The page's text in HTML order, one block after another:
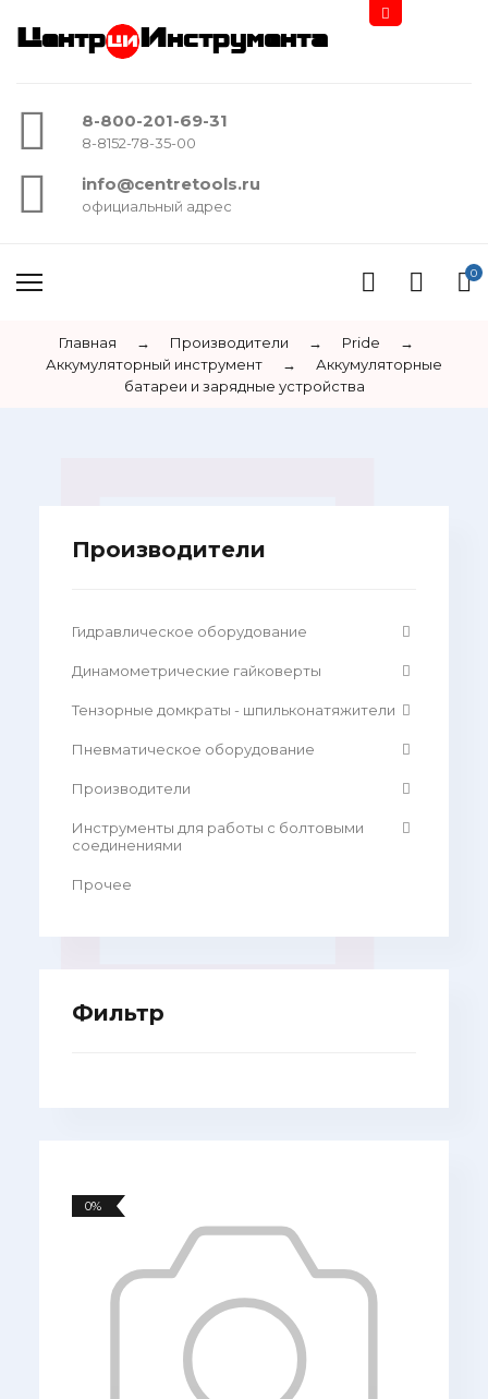
Центр Инструмента
8-800-201-69-31
8-8152-78-35-00
info@centretools.ru
официальный адрес
0
Главная → Производители → Pride
→
Аккумуляторный инструмент
→
Аккумуляторные
батареи и зарядные устройства
Производители
Гидравлическое оборудование
Динамометрические гайковерты
Тензорные домкраты - шпильконатяжители
Пневматическое оборудование
Производители
Инструменты для работы с болтовыми
соединениями
Прочее
Фильтр
0%